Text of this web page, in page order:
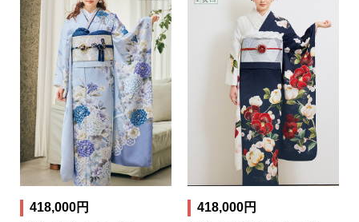
418,000円 418,000円